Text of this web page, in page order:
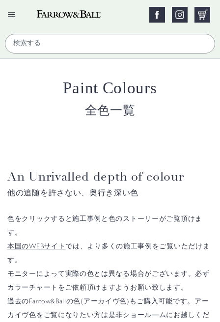
Paint Colours
全色一覧
An Unrivalled depth of colour
他の追随を許さない、奥行き深い色
色をクリックすると施工事例と色のストーリーがご覧頂けま
す。
本国のWEBサイト では、より多くの施工事例をご覧いただけま
す。
モニターによって実際の色とは異なる場合がございます。必ず
カラーチャートをご依頼頂けますようお願い致します。
過去のFarrow&Ballの色(アーカイヴ色)もご購入可能です。アー
カイヴ色をご覧になりたい方は是非ショール―ムにお越しくだ